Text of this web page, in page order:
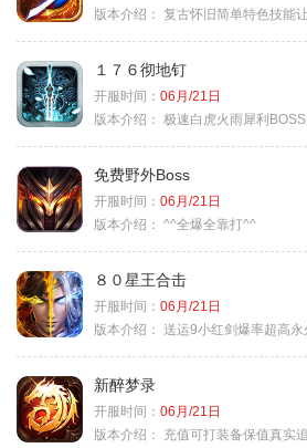
版本介绍： 复古怀旧简单特色技能
１７６彻地钉
开服时间： 06月/21日
版本介绍： 极速白虎火雨犀利
免费野外Boss
开服时间： 06月/21日
版本介绍： ^^全爆全靠打^^
８０星王合击
开服时间： 06月/21日
版本介绍： 送运9小红剑爆率超高永
新醉梦录
开服时间： 06月/21日
版本介绍：
充值可打装备保值真实